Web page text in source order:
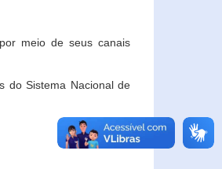
meio de seus canais
do Sistema Nacional de